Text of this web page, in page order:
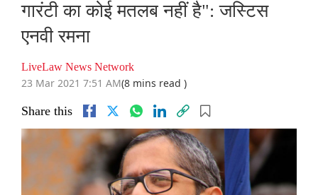
गारंटी का कोई मतलब नहीं है": जस्टिस
एनवी रमना
LiveLaw News Network
23 Mar 2021 7:51 AM(8 mins read )
Share this